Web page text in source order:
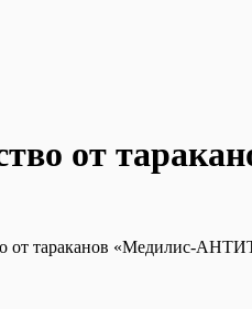
от
от тараканов «Медилис-